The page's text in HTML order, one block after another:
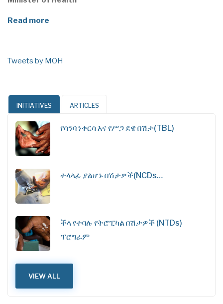
Read more
Tweets by MOH
INITIATIVES ARTICLES
የሳንባ ነቀርሳ እና የሥጋ ደዌ በሽታ(TBL)
ተላላፊ ያልሆኑ በሽታዎች(NCDs…
ችላ የተባሉ የትሮፒካል በሽታዎች (NTDs)
ፕሮግራም
VIEW ALL